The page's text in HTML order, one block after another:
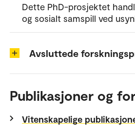
Dette PhD-prosjektet
og sosialt samspill ved
Avsluttede
Publikasjoner og
Vitenskapelige